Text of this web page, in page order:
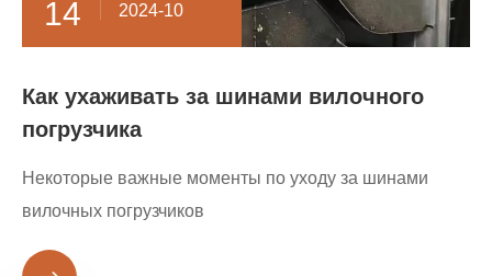
14 2024-10
Как ухаживать за шинами вилочного
погрузчика
Некоторые важные моменты по уходу за шинами
вилочных погрузчиков